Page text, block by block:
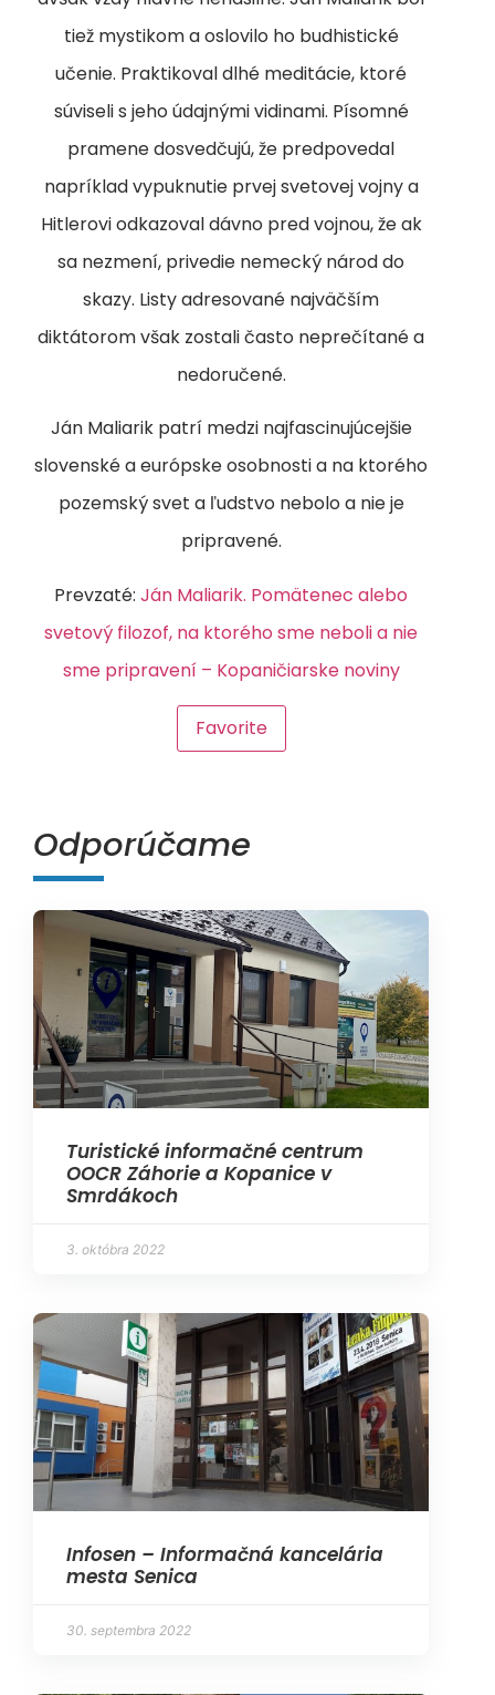
tiež mystikom a oslovilo ho budhistické
učenie. Praktikoval dlhé meditácie, ktoré
súviseli s jeho údajnými vidinami. Písomné
pramene dosvedčujú, že predpovedal
napríklad vypuknutie prvej svetovej vojny a
Hitlerovi odkazoval dávno pred vojnou, že ak
sa nezmení, privedie nemecký národ do
skazy. Listy adresované najväčším
diktátorom však zostali často neprečítané a
nedoručené.
Ján Maliarik patrí medzi najfascinujúcejšie
slovenské a európske osobnosti a na ktorého
pozemský svet a ľudstvo nebolo a nie je
pripravené.
Prevzaté: Ján Maliarik. Pomätenec alebo
svetový filozof, na ktorého sme neboli a nie
sme pripravení – Kopaničiarske noviny
Favorite
Odporúčame
Turistické informačné centrum
OOCR Záhorie a Kopanice v
Smrdákoch
3. októbra 2022
Infosen – Informačná kancelária
mesta Senica
30. septembra 2022